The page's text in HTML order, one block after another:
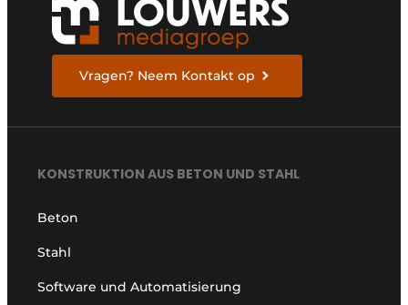
Vragen? Neem Kontakt op
KONSTRUKTION AUS BETON UND STAHL
Beton
Stahl
Software und Automatisierung